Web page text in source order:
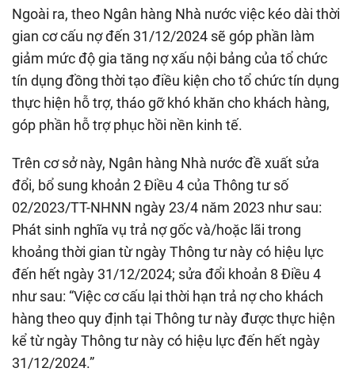
Ngoài ra, theo Ngân hàng Nhà nước việc kéo dài thời
gian cơ cấu nợ đến 31/12/2024 sẽ góp phần làm
giảm mức độ gia tăng nợ xấu nội bảng của tổ chức
tín dụng đồng thời tạo điều kiện cho tổ chức tín dụng
thực hiện hỗ trợ, tháo gỡ khó khăn cho khách hàng,
góp phần hỗ trợ phục hồi nền kinh tế.
Trên cơ sở này, Ngân hàng Nhà nước đề xuất sửa
đổi, bổ sung khoản 2 Điều 4 của Thông tư số
02/2023/TT-NHNN ngày 23/4 năm 2023 như sau:
Phát sinh nghĩa vụ trả nợ gốc và/hoặc lãi trong
khoảng thời gian từ ngày Thông tư này có hiệu lực
đến hết ngày 31/12/2024; sửa đổi khoản 8 Điều 4
như sau: “Việc cơ cấu lại thời hạn trả nợ cho khách
hàng theo quy định tại Thông tư này được thực hiện
kể từ ngày Thông tư này có hiệu lực đến hết ngày
31/12/2024.”